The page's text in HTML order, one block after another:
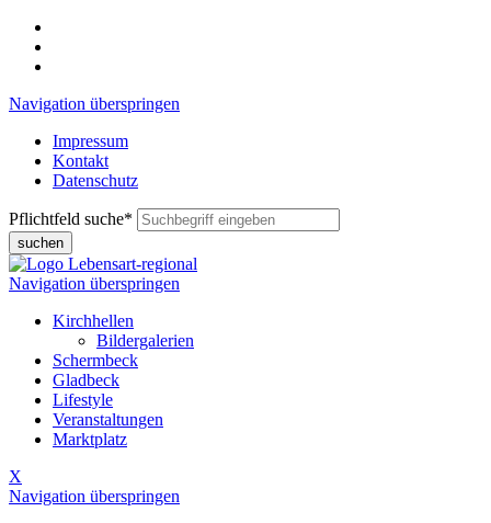
Navigation überspringen
Impressum
Kontakt
Datenschutz
Pflichtfeld suche*
suchen
Navigation überspringen
Kirchhellen
Bildergalerien
Schermbeck
Gladbeck
Lifestyle
Veranstaltungen
Marktplatz
X
Navigation überspringen